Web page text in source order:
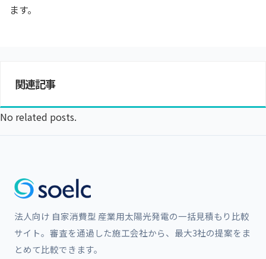
ます。
関連記事
No related posts.
法人向け 自家消費型 産業用太陽光発電の一括見積もり比較
サイト。審査を通過した施工会社から、最大3社の提案をま
とめて比較できます。